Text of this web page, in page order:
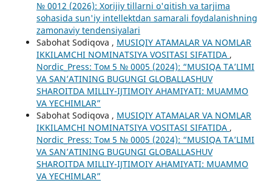
№ 0012 (2026): Xorijiy tillarni o'qitish va tarjima
sohasida sun'iy intellektdan samarali foydalanishning
zamonaviy tendensiyalari
Sabohat Sodiqova , MUSIQIY ATAMALAR VA NOMLAR
IKKILAMCHI NOMINATSIYA VOSITASI SIFATIDA ,
Nordic_Press: Том 5 № 0005 (2024): “MUSIQA TA’LIMI
VA SAN’ATINING BUGUNGI GLOBALLASHUV
SHAROITDA MILLIY-IJTIMOIY AHAMIYATI: MUAMMO
VA YECHIMLAR”
Sabohat Sodiqova , MUSIQIY ATAMALAR VA NOMLAR
IKKILAMCHI NOMINATSIYA VOSITASI SIFATIDA ,
Nordic_Press: Том 5 № 0005 (2024): “MUSIQA TA’LIMI
VA SAN’ATINING BUGUNGI GLOBALLASHUV
SHAROITDA MILLIY-IJTIMOIY AHAMIYATI: MUAMMO
VA YECHIMLAR”